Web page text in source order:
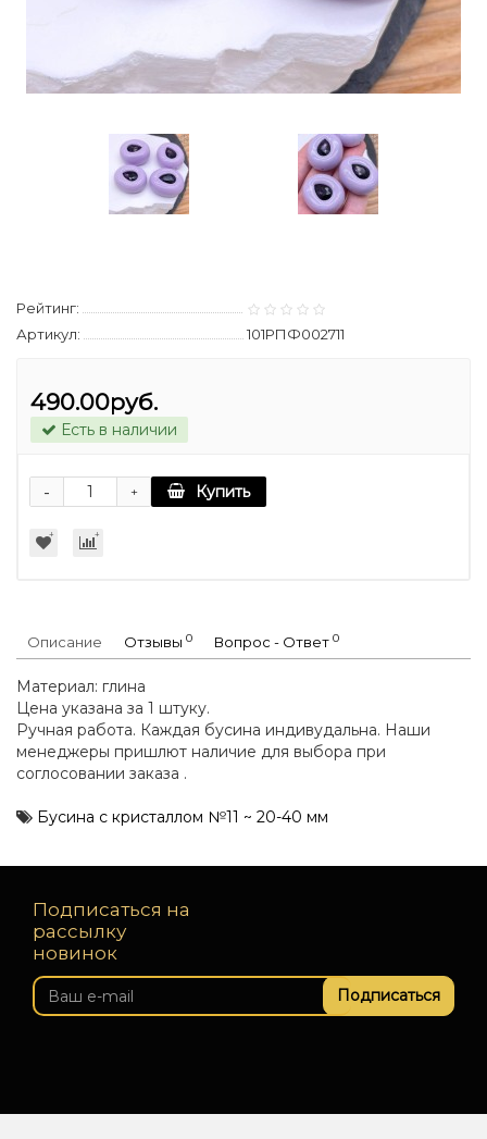
Рейтинг:
Артикул:
101РПФ002711
490.00руб.
Есть в наличии
+
- Купить
Описание Отзывы 0 Вопрос - Ответ 0
Материал: глина
Цена указана за 1 штуку.
Ручная работа. Каждая бусина индивудальна. Наши
менеджеры пришлют наличие для выбора при
соглосовании заказа .
Бусина с кристаллом №11 ~ 20-40 мм
Подписаться на
рассылку
новинок
Подписаться